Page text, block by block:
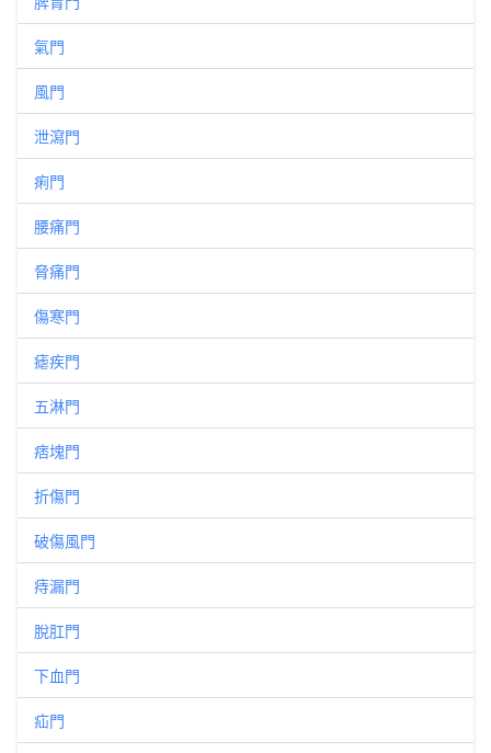
氣門
風門
泄瀉門
痢門
腰痛門
脅痛門
傷寒門
瘧疾門
五淋門
痞塊門
折傷門
破傷風門
痔漏門
脫肛門
下血門
疝門